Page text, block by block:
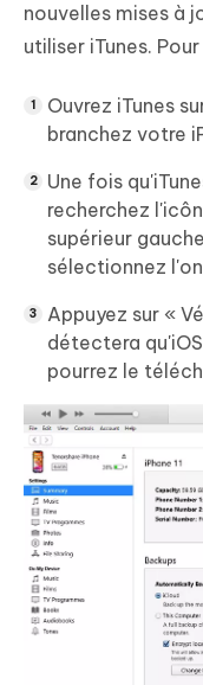
nouvelles mises à
utiliser iTunes.
Ouvrez iTunes
branchez votre
Une fois
recherchez
supérieur
sélectionnez
Appuyez sur «
détectera
pourrez le